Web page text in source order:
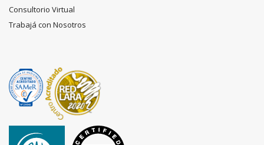
Consultorio Virtual
Trabajá con Nosotros